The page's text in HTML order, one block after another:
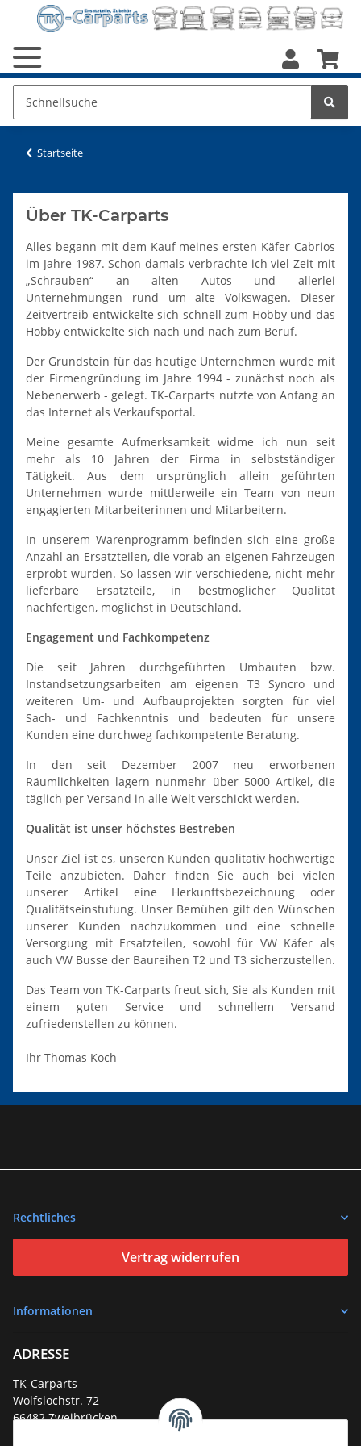
Startseite
Über TK-Carparts
Alles begann mit dem Kauf meines ersten Käfer Cabrios
im Jahre 1987. Schon damals verbrachte ich viel Zeit mit
„Schrauben“ an alten Autos und allerlei
Unternehmungen rund um alte Volkswagen. Dieser
Zeitvertreib entwickelte sich schnell zum Hobby und das
Hobby entwickelte sich nach und nach zum Beruf.
Der Grundstein für das heutige Unternehmen wurde mit
der Firmengründung im Jahre 1994 - zunächst noch als
Nebenerwerb - gelegt. TK-Carparts nutzte von Anfang an
das Internet als Verkaufsportal.
Meine gesamte Aufmerksamkeit widme ich nun seit
mehr als 10 Jahren der Firma in selbstständiger
Tätigkeit. Aus dem ursprünglich allein geführten
Unternehmen wurde mittlerweile ein Team von neun
engagierten Mitarbeiterinnen und Mitarbeitern.
In unserem Warenprogramm befinden sich eine große
Anzahl an Ersatzteilen, die vorab an eigenen Fahrzeugen
erprobt wurden. So lassen wir verschiedene, nicht mehr
lieferbare Ersatzteile, in bestmöglicher Qualität
nachfertigen, möglichst in Deutschland.
Engagement und Fachkompetenz
Die seit Jahren durchgeführten Umbauten bzw.
Instandsetzungsarbeiten am eigenen T3 Syncro und
weiteren Um- und Aufbauprojekten sorgten für viel
Sach- und Fachkenntnis und bedeuten für unsere
Kunden eine durchweg fachkompetente Beratung.
In den seit Dezember 2007 neu erworbenen
Räumlichkeiten lagern nunmehr über 5000 Artikel, die
täglich per Versand in alle Welt verschickt werden.
Qualität ist unser höchstes Bestreben
Unser Ziel ist es, unseren Kunden qualitativ hochwertige
Teile anzubieten. Daher finden Sie auch bei vielen
unserer Artikel eine Herkunftsbezeichnung oder
Qualitätseinstufung. Unser Bemühen gilt den Wünschen
unserer Kunden nachzukommen und eine schnelle
Versorgung mit Ersatzteilen, sowohl für VW Käfer als
auch VW Busse der Baureihen T2 und T3 sicherzustellen.
Das Team von TK-Carparts freut sich, Sie als Kunden mit
einem guten Service und schnellem Versand
zufriedenstellen zu können.
Ihr Thomas Koch
Rechtliches
Vertrag widerrufen
Informationen
ADRESSE
TK-Carparts
Wolfslochstr. 72
66482 Zweibrücken